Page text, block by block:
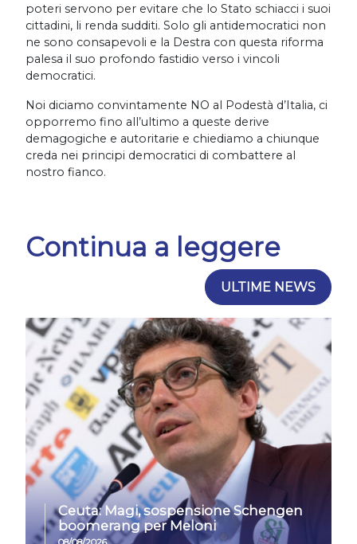
poteri servono per evitare che lo Stato schiacci i suoi
cittadini, li renda sudditi. Solo gli antidemocratici non
ne sono consapevoli e la Destra con questa riforma
palesa il suo profondo fastidio verso i vincoli
democratici.
Noi diciamo convintamente NO al Podestà d’Italia, ci
opporremo fino all’ultimo a queste derive
demagogiche e autoritarie e chiediamo a chiunque
creda nei principi democratici di combattere al
nostro fianco.
Continua a leggere
ULTIME NEWS
Ceuta: Magi, sospensione Schengen
boomerang per Meloni